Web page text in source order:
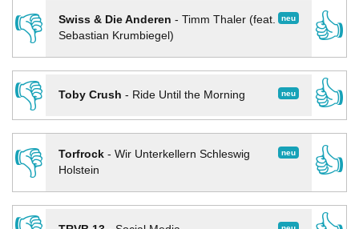
👎
neu
Swiss & Die Anderen - Timm Thaler (feat.
Sebastian Krumbiegel)
👍
👎
neu
Toby Crush - Ride Until the Morning
👍
👎
neu
Torfrock- Wir Unterkellern Schleswig
Holstein
👍